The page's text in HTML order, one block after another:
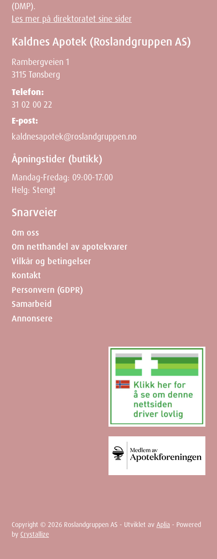
(DMP).
Les mer på direktoratet sine sider
Kaldnes Apotek (Roslandgruppen AS)
Rambergveien 1
3115 Tønsberg
Telefon:
31 02 00 22
E-post:
kaldnesapotek@roslandgruppen.no
Åpningstider (butikk)
Mandag-Fredag: 09:00-17:00
Helg: Stengt
Snarveier
Om oss
Om netthandel av apotekvarer
Vilkår og betingelser
Kontakt
Personvern (GDPR)
Samarbeid
Annonsere
Copyright © 2026 Roslandgruppen AS - Utviklet av Aplia - Powered
by Crystallize